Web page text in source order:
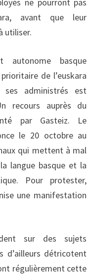
ne pourront pas
avant que leur
utiliser.
autonome basque
de l’euskara
ses administrés est
recours auprès du
par Gasteiz. Le
le 20 octobre au
qui mettent à mal
langue basque et la
Pour protester,
une manifestation
sur des sujets
d’ailleurs détricotent
régulièrement cette